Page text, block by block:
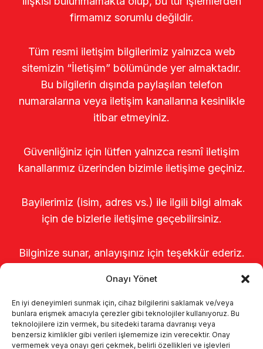
Onayı Yönet
En iyi deneyimleri sunmak için, cihaz bilgilerini saklamak ve/veya
bunlara erişmek amacıyla çerezler gibi teknolojiler kullanıyoruz. Bu
teknolojilere izin vermek, bu sitedeki tarama davranışı veya
benzersiz kimlikler gibi verileri işlememize izin verecektir. Onay
vermemek veya onayı geri çekmek, belirli özellikleri ve işlevleri
firmamız sorumlu değildir.
Tüm resmi iletişim bilgilerimiz yalnızca web
sitemizin “İletişim” bölümünde yer almaktadır.
Bu bilgilerin dışında paylaşılan telefon
numaralarına veya iletişim kanallarına kesinlikle
itibar etmeyiniz.
Güvenliğiniz için lütfen yalnızca resmî iletişim
kanallarımız üzerinden bizimle iletişime geçiniz.
Bayilerimiz (isim, adres vs.) ile ilgili bilgi almak
için de bizlerle iletişime geçebilirsiniz.
Bilginize sunar, anlayışınız için teşekkür ederiz.